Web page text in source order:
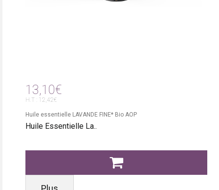
13,10€
H.T : 12,42€
Huile essentielle LAVANDE FINE* Bio AOP
Huile Essentielle La..